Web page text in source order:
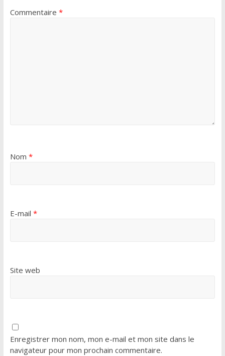
Commentaire *
Nom *
E-mail *
Site web
Enregistrer mon nom, mon e-mail et mon site dans le
navigateur pour mon prochain commentaire.